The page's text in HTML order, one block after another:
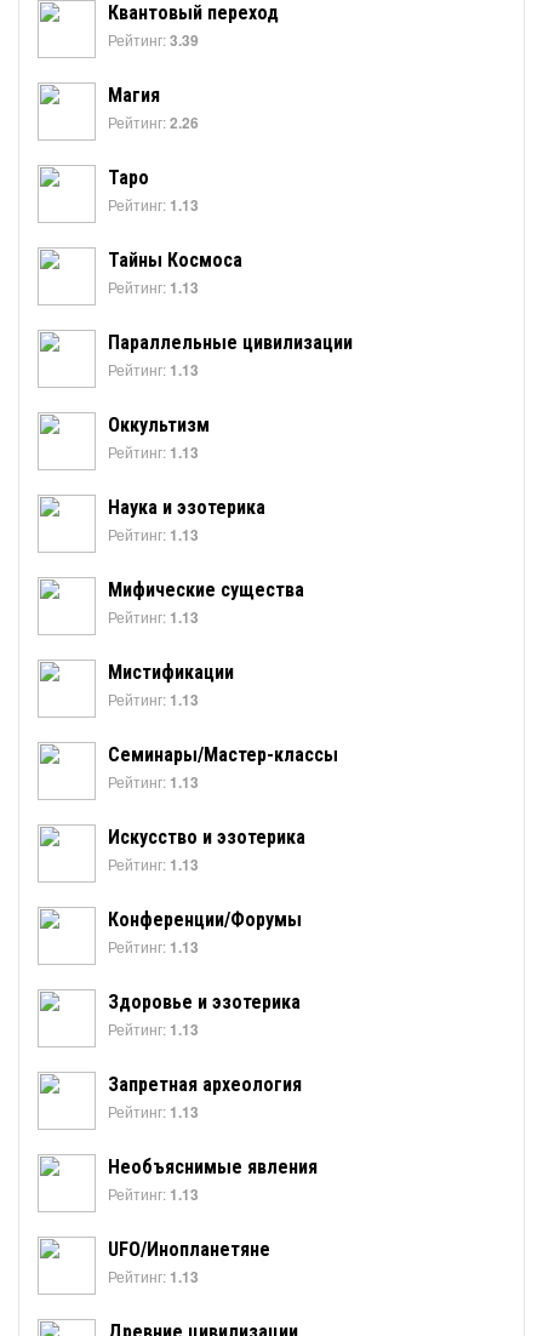
Квантовый переход
Рейтинг:3.39
Магия
Рейтинг:2.26
Таро
Рейтинг: 1.13
Тайны Космоса
Рейтинг: 1.13
Параллельные цивилизации
Рейтинг: 1.13
Оккультизм
Рейтинг: 1.13
Наука и эзотерика
Рейтинг: 1.13
Мифические существа
Рейтинг: 1.13
Мистификации
Рейтинг: 1.13
Семинары/Мастер-классы
Рейтинг: 1.13
Искусство и эзотерика
Рейтинг: 1.13
Конференции/Форумы
Рейтинг: 1.13
Здоровье и эзотерика
Рейтинг: 1.13
Запретная археология
Рейтинг: 1.13
Необъяснимые явления
Рейтинг: 1.13
UFO/Инопланетяне
Рейтинг: 1.13